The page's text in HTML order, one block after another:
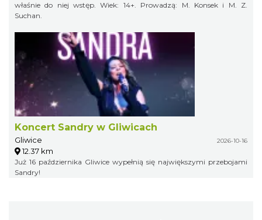
właśnie do niej wstęp. Wiek: 14+. Prowadzą: M. Konsek i M. Z.
Suchan.
Koncert Sandry w Gliwicach
Gliwice 2026-10-16
12.37 km
Już 16 października Gliwice wypełnią się największymi przebojami
Sandry!